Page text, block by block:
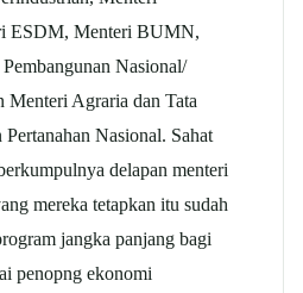
ESDM, Menteri BUMN,
Nasional/
Menteri Agraria dan Tata
Nasional. Sahat
delapan menteri
mereka tetapkan itu sudah
jangka panjang bagi
penopng ekonomi